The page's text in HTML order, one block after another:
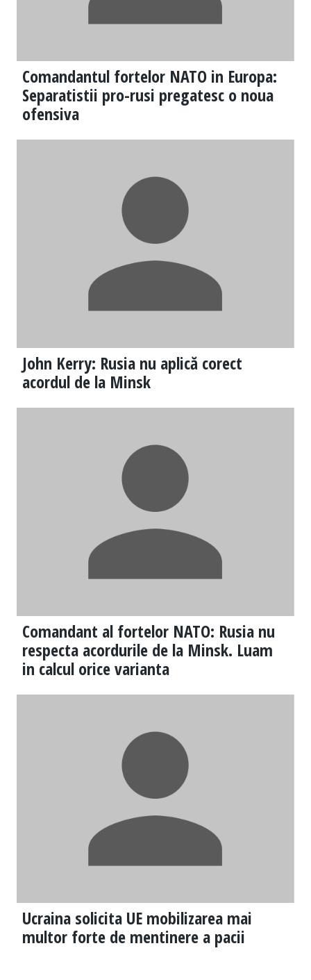
Comandantul fortelor NATO in Europa:
Separatistii pro-rusi pregatesc o noua
ofensiva
John Kerry: Rusia nu aplică corect
acordul de la Minsk
Comandant al fortelor NATO: Rusia nu
respecta acordurile de la Minsk. Luam
in calcul orice varianta
Ucraina solicita UE mobilizarea mai
multor forte de mentinere a pacii